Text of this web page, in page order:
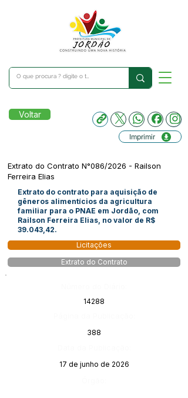
Voltar
Imprimir
Extrato do Contrato N°086/2026 - Railson
Ferreira Elias
Extrato do contrato para aquisição de
gêneros alimentícios da agricultura
familiar para o PNAE em Jordão, com
Railson Ferreira Elias, no valor de R$
39.043,42.
Licitações
Extrato do Contrato
14288
388
17 de junho de 2026